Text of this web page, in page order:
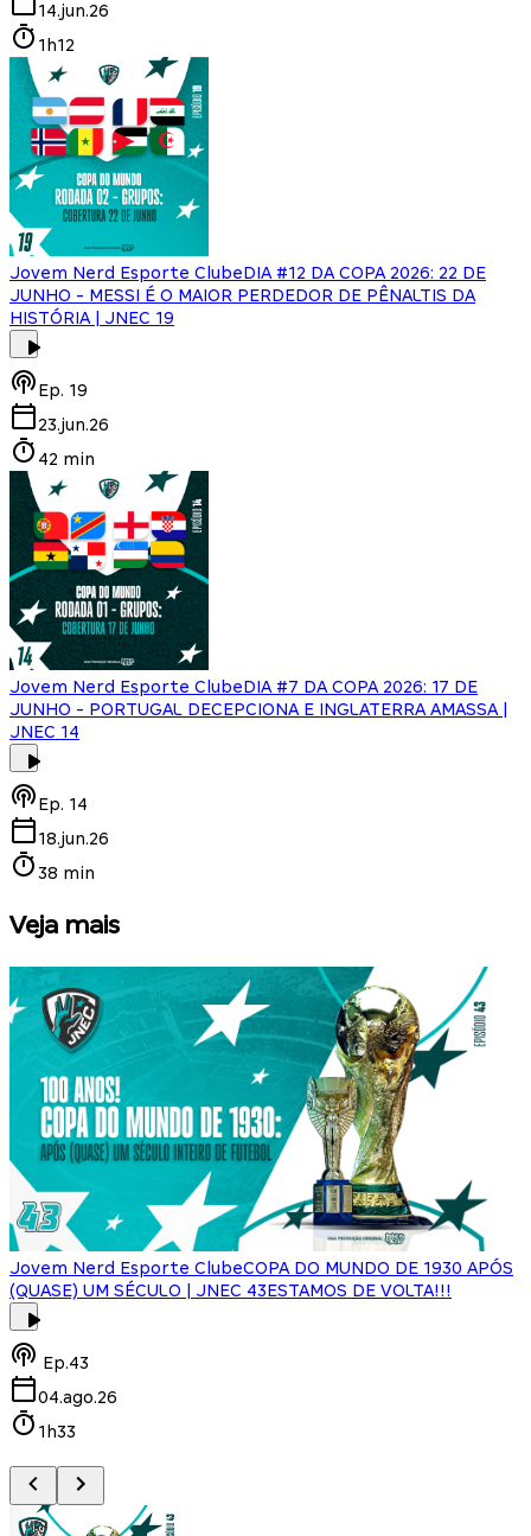
14.jun.26
1h12
Jovem Nerd Esporte ClubeDIA #12 DA COPA 2026: 22 DE
JUNHO - MESSI É O MAIOR PERDEDOR DE PÊNALTIS DA
HISTÓRIA | JNEC 19
Ep. 19
23.jun.26
42 min
Jovem Nerd Esporte ClubeDIA #7 DA COPA 2026: 17 DE
JUNHO - PORTUGAL DECEPCIONA E INGLATERRA AMASSA |
JNEC 14
Ep. 14
18.jun.26
38 min
Veja mais
Jovem Nerd Esporte ClubeCOPA DO MUNDO DE 1930 APÓS
(QUASE) UM SÉCULO | JNEC 43ESTAMOS DE VOLTA!!!
Ep.43
04.ago.26
1h33